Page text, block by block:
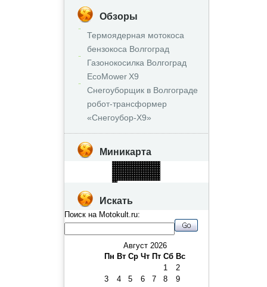
Обзоры
Термоядерная мотокоса
бензокоса Волгоград
Газонокосилка Волгоград
EcoMower X9
Снегоуборщик в Волгограде
робот‑трансформер
«Снегоубор‑X9»
Миникарта
Искать
Поиск на Motokult.ru:
Август 2026
Пн Вт Ср Чт Пт Сб Вс
1
2
3
4 5 6 7 8
9